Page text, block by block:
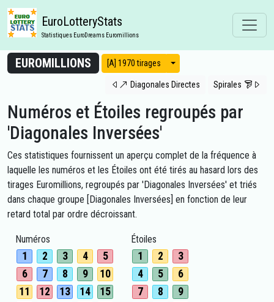
EuroLotteryStats
Statistiques EuroDreams Euromillions
EUROMILLIONS [A] 1970 tirages Modes d'affichage
Diagonales Directes Spirales
Numéros et Étoiles regroupés par
'Diagonales Inversées'
Ces statistiques fournissent un aperçu complet de la fréquence à
laquelle les numéros et les Étoiles ont été tirés au hasard lors des
tirages Euromillions, regroupés par 'Diagonales Inversées' et triés
dans chaque groupe [Diagonales Inversées] en fonction de leur
retard total par ordre décroissant.
Numéros
1 2 3 4
5
6
7 8 9
10
11
12 13 14
15
Étoiles
1 2
3
4
5
6
7
8
9